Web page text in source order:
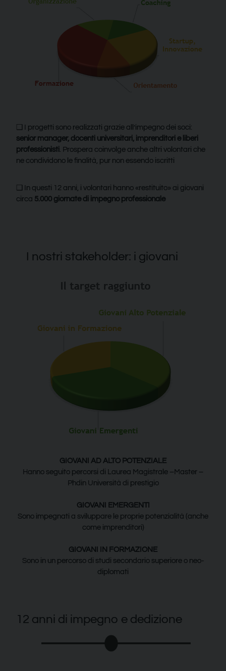
❑ I progetti sono realizzati grazie all’impegno dei soci:
senior manager, docenti universitari, imprenditori e liberi
professionisti. Prospera coinvolge anche altri volontari che
ne condividono le finalità, pur non essendo iscritti
❑ In questi 12 anni, i volontari hanno «restituito» ai giovani
circa 5.000 giornate di impegno professionale
I nostri stakeholder: i giovani
GIOVANI AD ALTO POTENZIALE
Hanno seguito percorsi di Laurea Magistrale –Master –
Phdin Università di prestigio
GIOVANI EMERGENTI
Sono impegnati a sviluppare le proprie potenzialità (anche
come imprenditori)
GIOVANI IN FORMAZIONE
Sono in un percorso di studi secondario superiore o neo-
diplomati
12 anni di impegno e dedizione